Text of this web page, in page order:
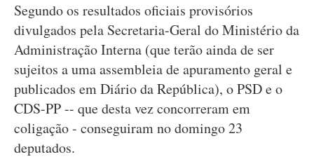
Segundo os resultados oficiais provisórios
divulgados pela Secretaria-Geral do Ministério da
Administração Interna (que terão ainda de ser
sujeitos a uma assembleia de apuramento geral e
publicados em Diário da República), o PSD e o
CDS-PP -- que desta vez concorreram em
coligação - conseguiram no domingo 23
deputados.